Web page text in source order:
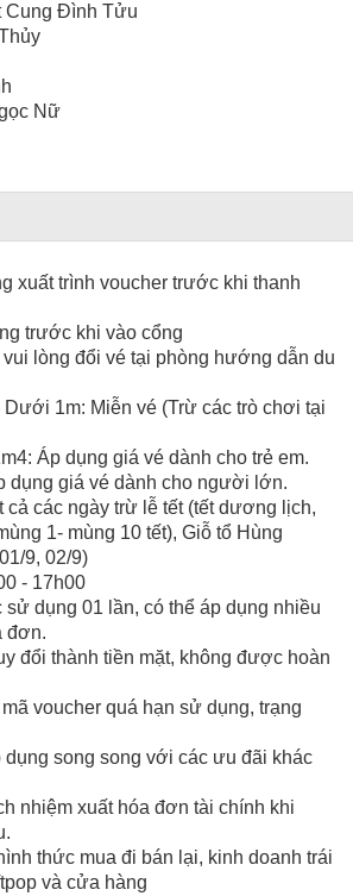
Cung Đình Tửu
Nữ
xuất trình voucher trước khi thanh
trước khi vào cổng
lòng đổi vé tại phòng hướng dẫn du
Dưới 1m: Miễn vé (Trừ các trò chơi tại
Áp dụng giá vé dành cho trẻ em.
dụng giá vé dành cho người lớn.
cả các ngày trừ lễ tết (tết dương lịch,
1- mùng 10 tết), Giỗ tổ Hùng
9, 02/9)
- 17h00
sử dụng 01 lần, có thể áp dụng nhiều
đơn.
đổi thành tiền mặt, không được hoàn
voucher quá hạn sử dụng, trạng
dụng song song với các ưu đãi khác
nhiệm xuất hóa đơn tài chính khi
thức mua đi bán lại, kinh doanh trái
và cửa hàng